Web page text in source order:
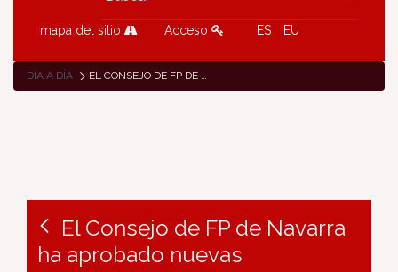
mapa del sitio Acceso ES EU
DÍA A DÍA EL CONSEJO DE FP DE NAVARRA HA APROBADO NUEVAS TITULACIONES Y ACREDITACIONES DE FORMACIÓN PROFESIONAL
El Consejo de FP de Navarra
ha aprobado nuevas